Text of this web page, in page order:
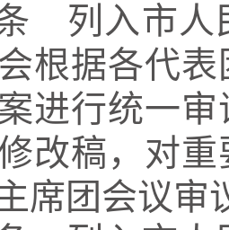
列入市人
根据各代
进行统一
改稿，对
席团会议审